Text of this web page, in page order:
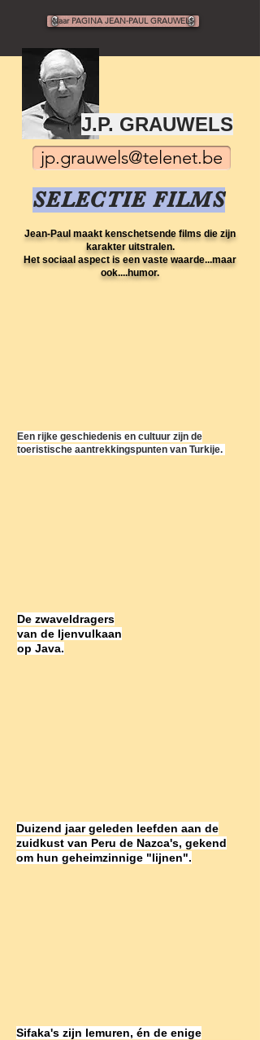
Naar PAGINA JEAN-PAUL GRAUWELS
J.P. GRAUWELS
jp.grauwels@telenet.be
SELECTIE FILMS
Jean-Paul maakt kenschetsende films die zijn
karakter uitstralen.
Het sociaal aspect is een vaste waarde...maar
ook....humor.
Een rijke geschiedenis en cultuur zijn de
toeristische aantrekkingspunten van Turkije.
De zwaveldragers
van de Ijenvulkaan
op Java.
Duizend jaar geleden leefden aan de
zuidkust van Peru de Nazca's, gekend
om hun geheimzinnige "lijnen".
Sifaka's zijn lemuren, én de enige